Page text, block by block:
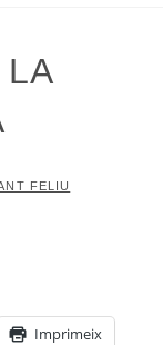
FELIU
Imprimeix